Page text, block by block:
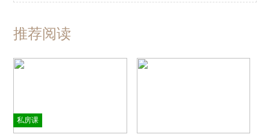
推荐阅读
私房课